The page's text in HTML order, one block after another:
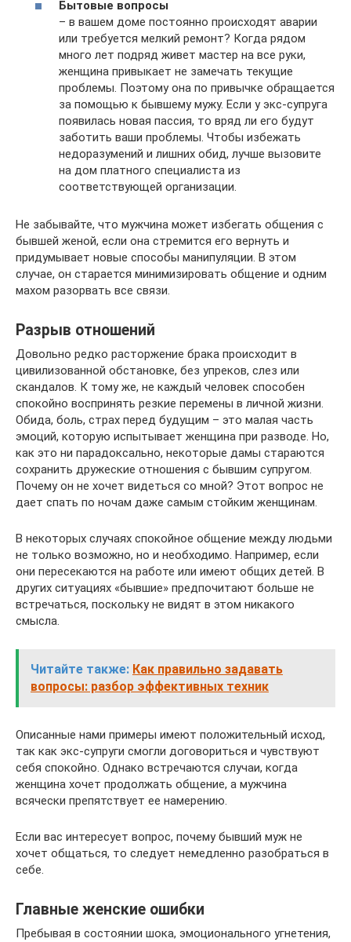
Бытовые вопросы
– в вашем доме постоянно происходят аварии
или требуется мелкий ремонт? Когда рядом
много лет подряд живет мастер на все руки,
женщина привыкает не замечать текущие
проблемы. Поэтому она по привычке обращается
за помощью к бывшему мужу. Если у экс-супруга
появилась новая пассия, то вряд ли его будут
заботить ваши проблемы. Чтобы избежать
недоразумений и лишних обид, лучше вызовите
на дом платного специалиста из
соответствующей организации.
Не забывайте, что мужчина может избегать общения с
бывшей женой, если она стремится его вернуть и
придумывает новые способы манипуляции. В этом
случае, он старается минимизировать общение и одним
махом разорвать все связи.
Разрыв отношений
Довольно редко расторжение брака происходит в
цивилизованной обстановке, без упреков, слез или
скандалов. К тому же, не каждый человек способен
спокойно воспринять резкие перемены в личной жизни.
Обида, боль, страх перед будущим – это малая часть
эмоций, которую испытывает женщина при разводе. Но,
как это ни парадоксально, некоторые дамы стараются
сохранить дружеские отношения с бывшим супругом.
Почему он не хочет видеться со мной? Этот вопрос не
дает спать по ночам даже самым стойким женщинам.
В некоторых случаях спокойное общение между людьми
не только возможно, но и необходимо. Например, если
они пересекаются на работе или имеют общих детей. В
других ситуациях «бывшие» предпочитают больше не
встречаться, поскольку не видят в этом никакого
смысла.
Читайте также: Как правильно задавать
вопросы: разбор эффективных техник
Описанные нами примеры имеют положительный исход,
так как экс-супруги смогли договориться и чувствуют
себя спокойно. Однако встречаются случаи, когда
женщина хочет продолжать общение, а мужчина
всячески препятствует ее намерению.
Если вас интересует вопрос, почему бывший муж не
хочет общаться, то следует немедленно разобраться в
себе.
Главные женские ошибки
Пребывая в состоянии шока, эмоционального угнетения,